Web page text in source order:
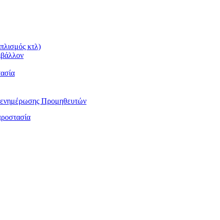
ενημέρωσης Προμηθευτών
κτλ)